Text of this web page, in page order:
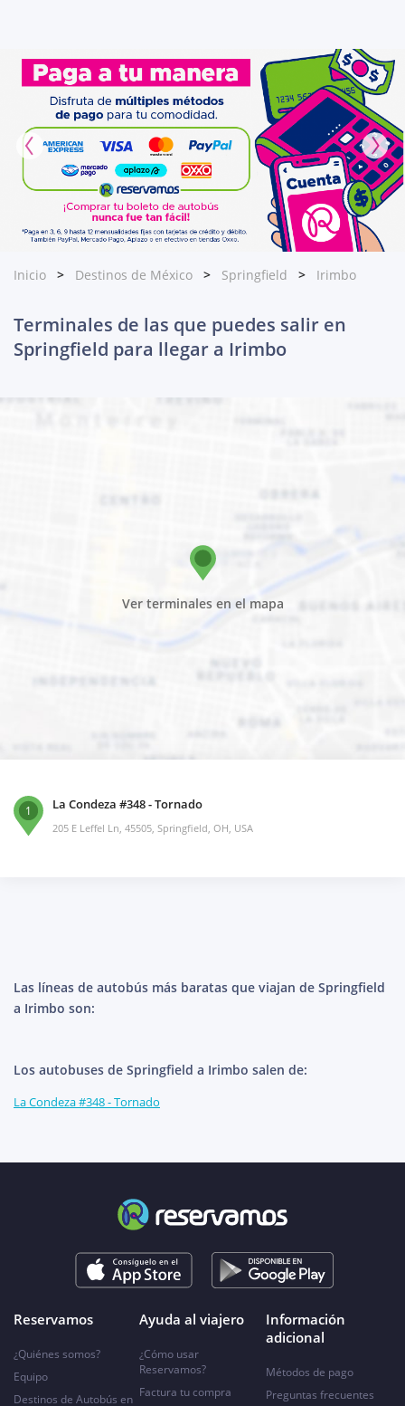
Inicio Destinos de México Springfield Irimbo
Terminales de las que puedes salir en
Springfield para llegar a Irimbo
Ver terminales en el mapa
1 La Condeza #348 - Tornado
205 E Leffel Ln, 45505, Springfield, OH, USA
Las líneas de autobús más baratas que viajan de Springfield
a Irimbo son:
Los autobuses de Springfield a Irimbo salen de:
La Condeza #348 - Tornado
Reservamos
¿Quiénes somos?
Equipo
Destinos de Autobús en
Ayuda al viajero
¿Cómo usar
Reservamos?
Factura tu compra
Información
adicional
Métodos de pago
Preguntas frecuentes